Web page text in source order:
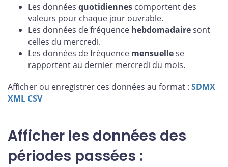
Les données quotidiennes comportent des
valeurs pour chaque jour ouvrable.
Les données de fréquence hebdomadairesont
celles du mercredi.
Les données de fréquence mensuellese
rapportent au dernier mercredi du mois.
Afficher ou enregistrer ces données au format : SDMX
XML CSV
Afficher les données des
périodes passées :